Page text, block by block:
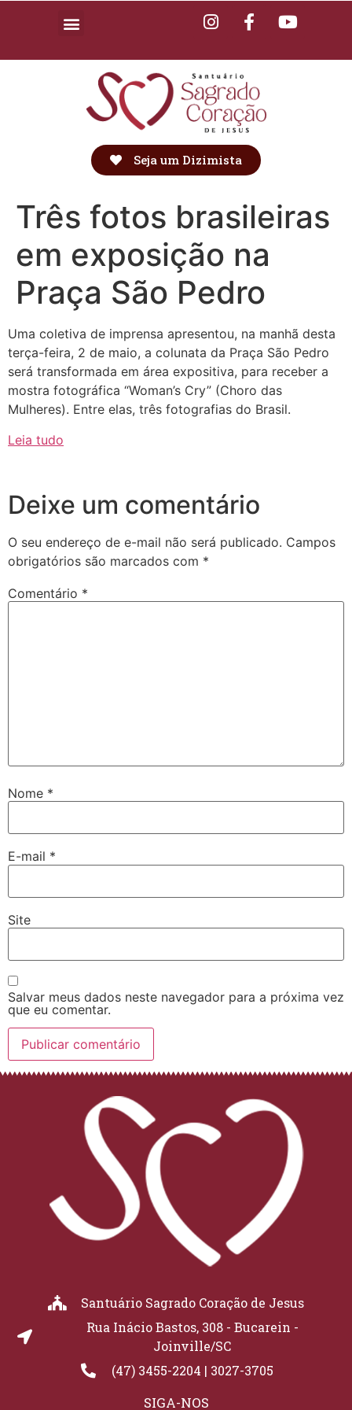
Seja um Dizimista
Três fotos brasileiras
em exposição na
Praça São Pedro
Uma coletiva de imprensa apresentou, na manhã desta
terça-feira, 2 de maio, a colunata da Praça São Pedro
será transformada em área expositiva, para receber a
mostra fotográfica “Woman’s Cry” (Choro das
Mulheres). Entre elas, três fotografias do Brasil.
Leia tudo
Deixe um comentário
O seu endereço de e-mail não será publicado. Campos
obrigatórios são marcados com *
Comentário *
Nome *
E-mail *
Site
Salvar meus dados neste navegador para a próxima vez
que eu comentar.
Santuário Sagrado Coração de Jesus
Rua Inácio Bastos, 308 - Bucarein -
Joinville/SC
(47) 3455-2204 | 3027-3705
SIGA-NOS